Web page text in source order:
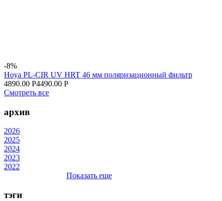
-8%
Hoya PL-CIR UV HRT 46 мм поляризационный фильтр
4890.00 Р4490.00 Р
Смотреть все
архив
2026
2025
2024
2023
2022
Показать еще
тэги